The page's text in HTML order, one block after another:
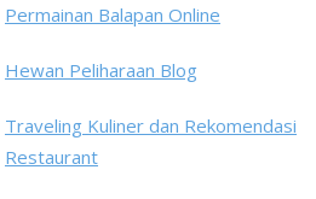
Permainan Balapan Online
Hewan Peliharaan Blog
Traveling Kuliner dan Rekomendasi
Restaurant